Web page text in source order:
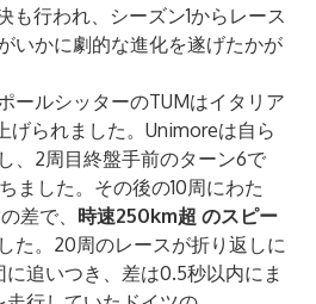
も行われ、シーズン1からレース
いかに劇的な進化を遂げたかが
ールシッターのTUMはイタリア
げられました。Unimoreは自ら
、2周目終盤手前のターン6で
ました。その後の10周にわた
差で、 時速250km超 のスピー
た。20周のレースが折り返しに
追いつき、差は0.5秒以内にま